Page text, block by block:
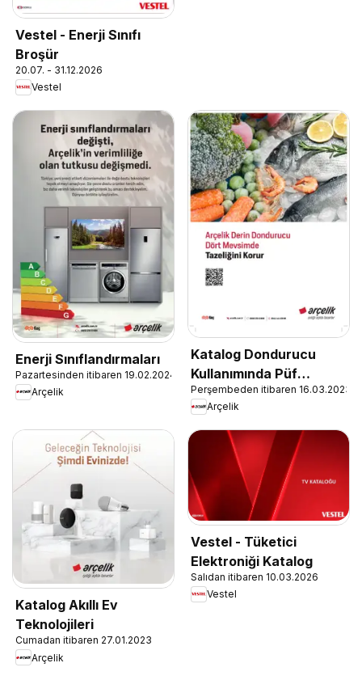
Vestel - Enerji Sınıfı
Broşür
20.07. - 31.12.2026
Vestel
Enerji Sınıflandırmaları
Pazartesinden itibaren 19.02.2024
Arçelik
Katalog Dondurucu
Kullanımında Püf
Noktaları
Perşembeden itibaren 16.03.2023
Arçelik
Katalog Akıllı Ev
Teknolojileri
Cumadan itibaren 27.01.2023
Arçelik
Vestel - Tüketici
Elektroniği Katalog
Salıdan itibaren 10.03.2026
Vestel